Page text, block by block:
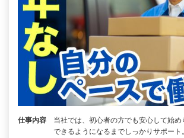
仕事内容
当社では、初心者の方でも安心して始
できるようになるまでしっかりサポート